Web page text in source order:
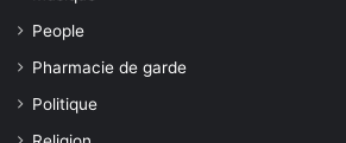
People
Pharmacie de garde
Politique